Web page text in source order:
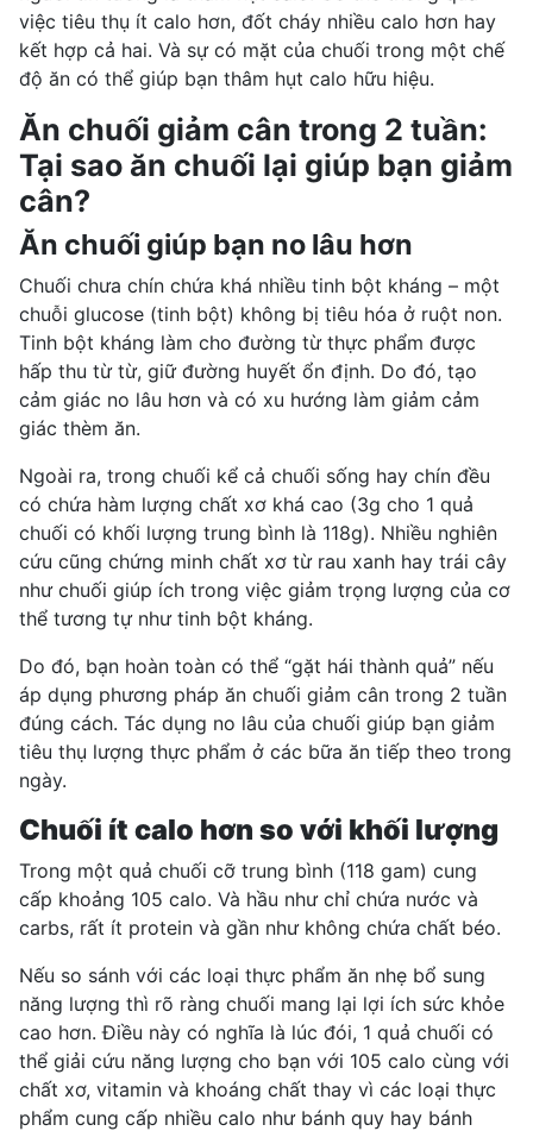
việc tiêu thụ ít calo hơn, đốt cháy nhiều calo hơn hay
kết hợp cả hai. Và sự có mặt của chuối trong một chế
độ ăn có thể giúp bạn thâm hụt calo hữu hiệu.
Ăn chuối giảm cân trong 2 tuần:
Tại sao ăn chuối lại giúp bạn giảm
cân?
Ăn chuối giúp bạn no lâu hơn
Chuối chưa chín chứa khá nhiều tinh bột kháng – một
chuỗi glucose (tinh bột) không bị tiêu hóa ở ruột non.
Tinh bột kháng làm cho đường từ thực phẩm được
hấp thu từ từ, giữ đường huyết ổn định. Do đó, tạo
cảm giác no lâu hơn và có xu hướng làm giảm cảm
giác thèm ăn.
Ngoài ra, trong chuối kể cả chuối sống hay chín đều
có chứa hàm lượng chất xơ khá cao (3g cho 1 quả
chuối có khối lượng trung bình là 118g). Nhiều nghiên
cứu cũng chứng minh chất xơ từ rau xanh hay trái cây
như chuối giúp ích trong việc giảm trọng lượng của cơ
thể tương tự như tinh bột kháng.
Do đó, bạn hoàn toàn có thể “gặt hái thành quả” nếu
áp dụng phương pháp ăn chuối giảm cân trong 2 tuần
đúng cách. Tác dụng no lâu của chuối giúp bạn giảm
tiêu thụ lượng thực phẩm ở các bữa ăn tiếp theo trong
ngày.
Chuối ít calo hơn so với khối lượng
Trong một quả chuối cỡ trung bình (118 gam) cung
cấp khoảng 105 calo. Và hầu như chỉ chứa nước và
carbs, rất ít protein và gần như không chứa chất béo.
Nếu so sánh với các loại thực phẩm ăn nhẹ bổ sung
năng lượng thì rõ ràng chuối mang lại lợi ích sức khỏe
cao hơn. Điều này có nghĩa là lúc đói, 1 quả chuối có
thể giải cứu năng lượng cho bạn với 105 calo cùng với
chất xơ, vitamin và khoáng chất thay vì các loại thực
phẩm cung cấp nhiều calo như bánh quy hay bánh